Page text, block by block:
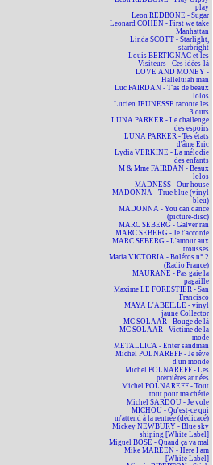
play
Leon REDBONE - Sugar
Leonard COHEN - First we take
Manhattan
Linda SCOTT - Starlight,
starbright
Louis BERTIGNAC et les
Visiteurs - Ces idées-là
LOVE AND MONEY -
Halleluiah man
Luc FAIRDAN - T'as de beaux
lolos
Lucien JEUNESSE raconte les
3 ours
LUNA PARKER - Le challenge
des espoirs
LUNA PARKER - Tes états
d'âme Eric
Lydia VERKINE - La mélodie
des enfants
M & Mme FAIRDAN - Beaux
lolos
MADNESS - Our house
MADONNA - True blue (vinyl
bleu)
MADONNA - You can dance
(picture-disc)
MARC SEBERG - Galver'ran
MARC SEBERG - Je t'accorde
MARC SEBERG - L'amour aux
trousses
Maria VICTORIA - Boléros n° 2
(Radio France)
MAURANE - Pas gaie la
pagaille
Maxime LE FORESTIER - San
Francisco
MAYA L'ABEILLE - vinyl
jaune Collector
MC SOLAAR - Bouge de là
MC SOLAAR - Victime de la
mode
METALLICA - Enter sandman
Michel POLNAREFF - Je rêve
d'un monde
Michel POLNAREFF - Les
premières années
Michel POLNAREFF - Tout
tout pour ma chérie
Michel SARDOU - Je vole
MICHOU - Qu'est-ce qui
m'attend à la rentrée (dédicacé)
Mickey NEWBURY - Blue sky
shining [White Label]
Miguel BOSÉ - Quand ça va mal
Mike MAREEN - Here I am
[White Label]